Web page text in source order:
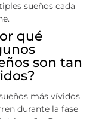
sueños cada
qué
son tan
más vívidos
durante la fase